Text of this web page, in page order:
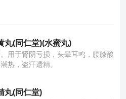
丸(同仁堂)(水蜜丸)
用于肾阴亏损，头晕耳鸣，腰膝酸
热，盗汗遗精。
丸(同仁堂)